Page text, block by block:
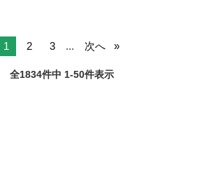
1 2 3 ... 次へ
全1834件中 1-50件表示